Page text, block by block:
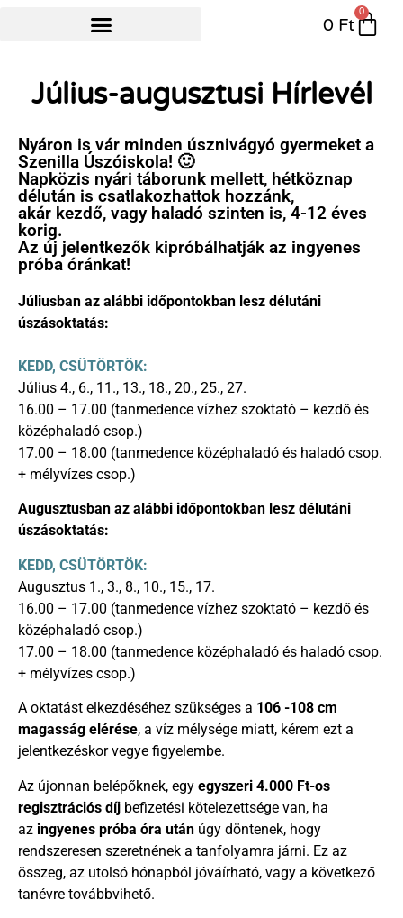
0 Ft
0
Július-augusztusi Hírlevél
Nyáron is vár minden úsznivágyó gyermeket a
Szenilla Úszóiskola! 🙂
Napközis nyári táborunk mellett, hétköznap
délután is csatlakozhattok hozzánk,
akár kezdő, vagy haladó szinten is, 4-12 éves
korig.
Az új jelentkezők kipróbálhatják az ingyenes
próba óránkat!
Júliusban az alábbi időpontokban lesz délutáni
úszásoktatás:
KEDD, CSÜTÖRTÖK:
Július 4., 6., 11., 13., 18., 20., 25., 27.
16.00 – 17.00 (tanmedence vízhez szoktató – kezdő és
középhaladó csop.)
17.00 – 18.00 (tanmedence középhaladó és haladó csop.
+ mélyvízes csop.)
Augusztusban az alábbi időpontokban lesz délutáni
úszásoktatás:
KEDD, CSÜTÖRTÖK:
Augusztus 1., 3., 8., 10., 15., 17.
16.00 – 17.00 (tanmedence vízhez szoktató – kezdő és
középhaladó csop.)
17.00 – 18.00 (tanmedence középhaladó és haladó csop.
+ mélyvízes csop.)
A oktatást elkezdéséhez szükséges a 106 -108 cm
magasság elérése, a víz mélysége miatt, kérem ezt a
jelentkezéskor vegye figyelembe.
Az újonnan belépőknek, egy egyszeri 4.000 Ft-os
regisztrációs díj befizetési kötelezettsége van, ha
az ingyenes próba óra után úgy döntenek, hogy
rendszeresen szeretnének a tanfolyamra járni. Ez az
összeg, az utolsó hónapból jóváírható, vagy a következő
tanévre továbbvihető.